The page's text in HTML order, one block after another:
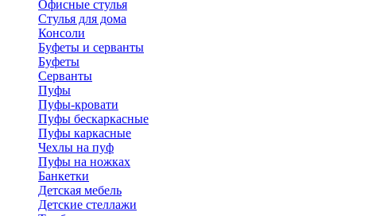
Офисные стулья
Стулья для дома
Консоли
Буфеты и серванты
Буфеты
Серванты
Пуфы
Пуфы-кровати
Пуфы бескаркасные
Пуфы каркасные
Чехлы на пуф
Пуфы на ножках
Банкетки
Детская мебель
Детские стеллажи